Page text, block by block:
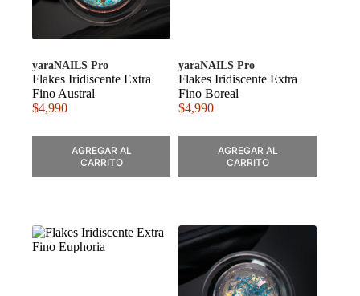
yaraNAILS Pro
Flakes Iridiscente Extra
Fino Austral
$4,990
AGREGAR AL
CARRITO
yaraNAILS Pro
Flakes Iridiscente Extra
Fino Boreal
$4,990
AGREGAR AL
CARRITO